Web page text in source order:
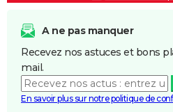
A ne pas manquer
Recevez nos astuces et bons
mail.
En savoir plus sur notre politique de